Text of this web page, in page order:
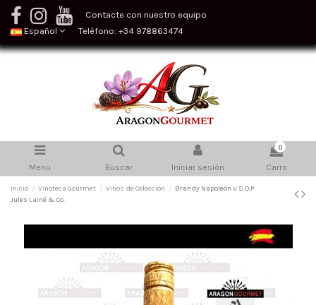
Contacte con nuestro equipo
Español
Teléfono: +34 978863474
Menu Buscar Iniciar sesión
0
Carro
Inicio Vinoteca Gourmet Vinos de Colección
Brandy Napoleón V.S.O.P.
Jules Lainé & Co.